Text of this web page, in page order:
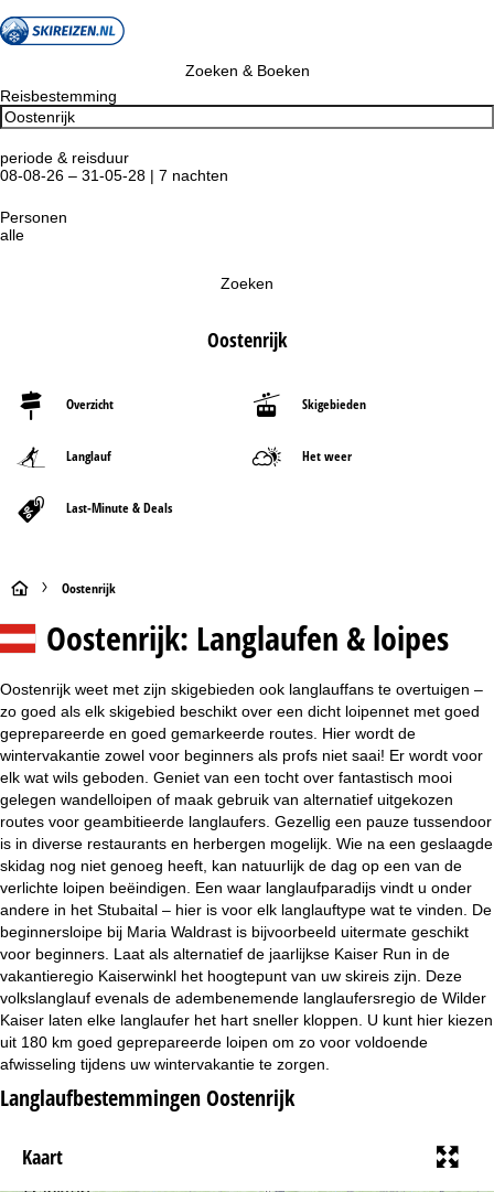
Zoeken & Boeken
Reisbestemming
periode & reisduur
08-08-26 – 31-05-28 | 7 nachten
Personen
alle
Zoeken
Oostenrijk
Overzicht Skigebieden
Langlauf Het weer
Last-Minute & Deals
S
t
r
p
i
n
a
Oostenrijk
Oostenrijk: Langlaufen & loipes
Oostenrijk weet met zijn skigebieden ook langlauffans te overtuigen –
zo goed als elk skigebied beschikt over een dicht loipennet met goed
geprepareerde en goed gemarkeerde routes. Hier wordt de
wintervakantie zowel voor beginners als profs niet saai! Er wordt voor
elk wat wils geboden. Geniet van een tocht over fantastisch mooi
gelegen wandelloipen of maak gebruik van alternatief uitgekozen
routes voor geambitieerde langlaufers. Gezellig een pauze tussendoor
is in diverse restaurants en herbergen mogelijk. Wie na een geslaagde
skidag nog niet genoeg heeft, kan natuurlijk de dag op een van de
verlichte loipen beëindigen. Een waar langlaufparadijs vindt u onder
andere in het Stubaital – hier is voor elk langlauftype wat te vinden. De
beginnersloipe bij Maria Waldrast is bijvoorbeeld uitermate geschikt
voor beginners. Laat als alternatief de jaarlijkse Kaiser Run in de
vakantieregio Kaiserwinkl het hoogtepunt van uw skireis zijn. Deze
volkslanglauf evenals de adembenemende langlaufersregio de Wilder
Kaiser laten elke langlaufer het hart sneller kloppen. U kunt hier kiezen
uit 180 km goed geprepareerde loipen om zo voor voldoende
afwisseling tijdens uw wintervakantie te zorgen.
Langlaufbestemmingen Oostenrijk
Kaart